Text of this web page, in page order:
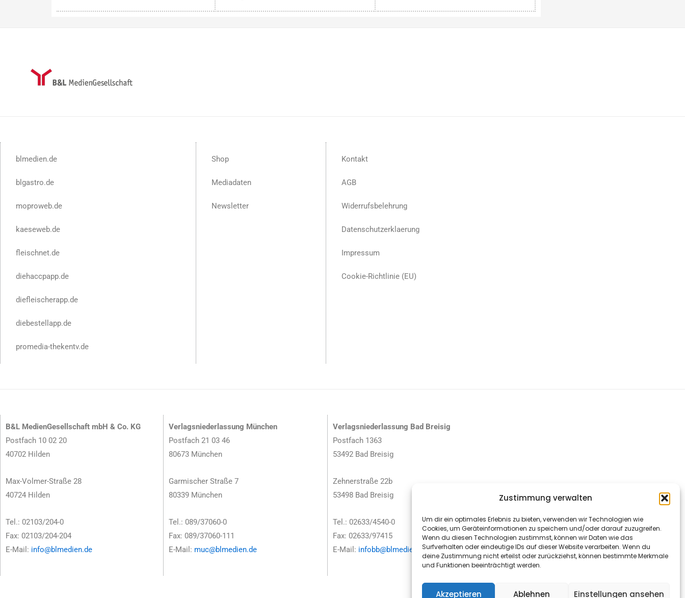
Zustimmung verwalten
Um dir ein optimales Erlebnis zu bieten, verwenden wir Technologien wie
Cookies, um Geräteinformationen zu speichern und/oder darauf zuzugreifen.
Wenn du diesen Technologien zustimmst, können wir Daten wie das
Surfverhalten oder eindeutige IDs auf dieser Website verarbeiten. Wenn du
deine Zustimmung nicht erteilst oder zurückziehst, können bestimmte Merkmale
und Funktionen beeinträchtigt werden.
Akzeptieren Ablehnen Einstellungen ansehen
blmedien.de
blgastro.de
moproweb.de
kaeseweb.de
fleischnet.de
diehaccpapp.de
diefleischerapp.de
diebestellapp.de
promedia-thekentv.de
Shop
Mediadaten
Newsletter
Kontakt
AGB
Widerrufsbelehrung
Datenschutzerklaerung
Impressum
Cookie-Richtlinie (EU)
B&L MedienGesellschaft mbH & Co. KG
Postfach 10 02 20
40702 Hilden
Max-Volmer-Straße 28
40724 Hilden
Tel.: 02103/204-0
Fax: 02103/204-204
E-Mail: info@blmedien.de
Verlagsniederlassung München
Postfach 21 03 46
80673 München
Garmischer Straße 7
80339 München
Tel.: 089/37060-0
Fax: 089/37060-111
E-Mail: muc@blmedien.de
Verlagsniederlassung Bad Breisig
Postfach 1363
53492 Bad Breisig
Zehnerstraße 22b
53498 Bad Breisig
Tel.: 02633/4540-0
Fax: 02633/97415
E-Mail: infobb@blmedien.de